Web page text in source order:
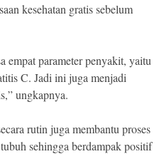
kesehatan gratis sebelum
empat parameter penyakit, yaitu
C. Jadi ini juga menjadi
ungkapnya.
rutin juga membantu proses
sehingga berdampak positif